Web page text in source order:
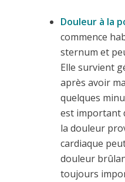
Douleur à la
commence
sternum et
Elle survient
après avoir
quelques
est important
la douleur
cardiaque
douleur
toujours